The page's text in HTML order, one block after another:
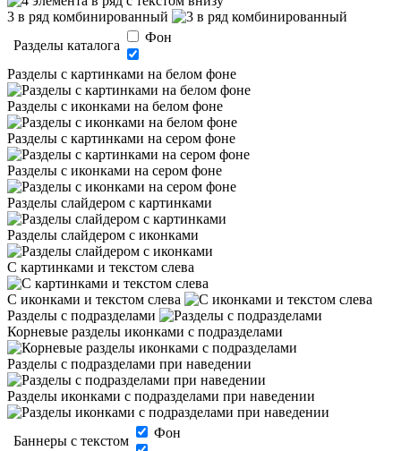
3 в ряд комбинированный
Разделы каталога
Фон
Разделы с картинками на белом фоне
Разделы с иконками на белом фоне
Разделы с картинками на сером фоне
Разделы с иконками на сером фоне
Разделы слайдером с картинками
Разделы слайдером с иконками
С картинками и текстом слева
С иконками и текстом слева
Разделы с подразделами
Корневые разделы иконками с подразделами
Разделы с подразделами при наведении
Разделы иконками с подразделами при наведении
Баннеры с текстом
Фон